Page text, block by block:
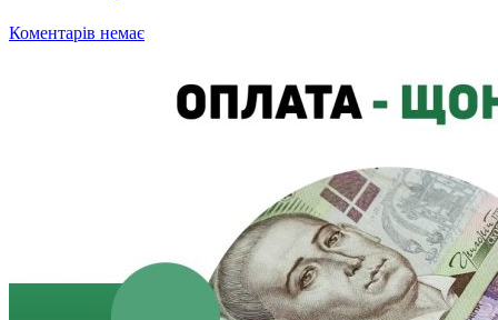
Коментарів немає